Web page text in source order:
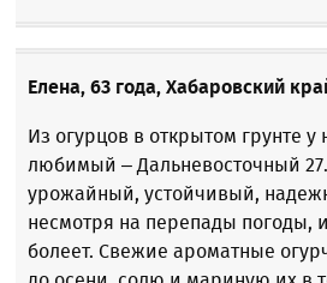
Елена, 63 года, Хабаровский
Из огурцов в открытом грунте у
любимый – Дальневосточный
урожайный, устойчивый,
несмотря на перепады погоды,
болеет. Свежие ароматные